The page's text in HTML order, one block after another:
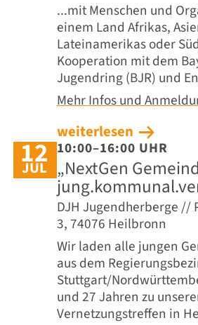
...mit Menschen und
einem Land Afrikas,
Lateinamerikas oder
Kooperation mit dem
Jugendring (BJR) und
Mehr Infos und
weiterlesen
12
JUL
10:00–16:00 UHR
„NextGen
DJH Jugendherberge //
3, 74076 Heilbronn
Wir laden alle jungen
aus dem
Stuttgart/
und 27 Jahren zu
Vernetzungstreffen in